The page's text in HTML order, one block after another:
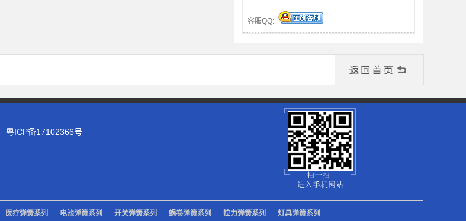
客服QQ:
粤ICP备17102366号
医疗弹簧系列 电池弹簧系列 开关弹簧系列 蜗卷弹簧系列 拉力弹簧系列 灯具弹簧系列